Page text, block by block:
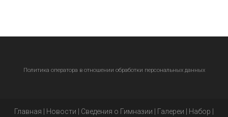
Политика оператора в отношении обработки персональных данных
Главная Новости Сведения о Гимназии Галереи Набор